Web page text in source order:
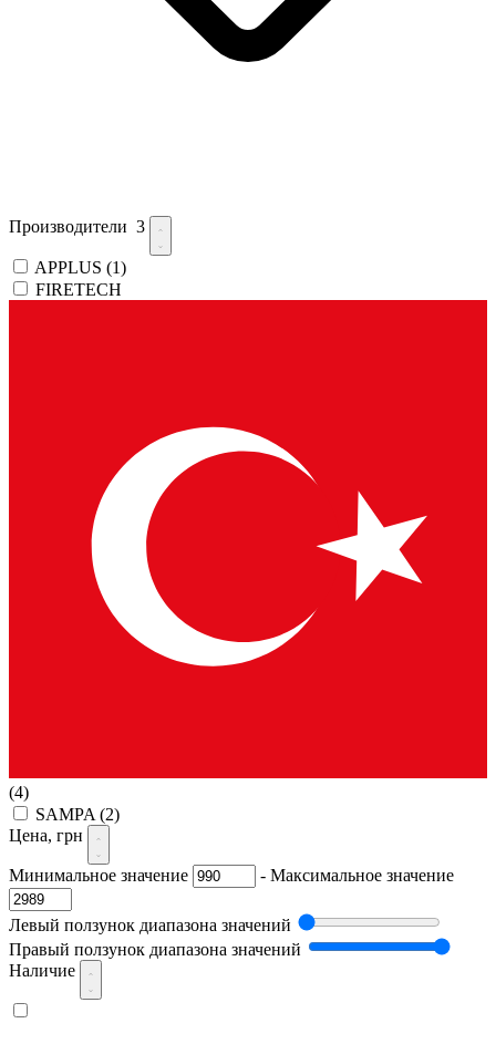
Производители 3
APPLUS (1)
FIRETECH
(4)
SAMPA (2)
Цена, грн
Минимальное значение - Максимальное значение
Левый ползунок диапазона значений
Правый ползунок диапазона значений
Наличие